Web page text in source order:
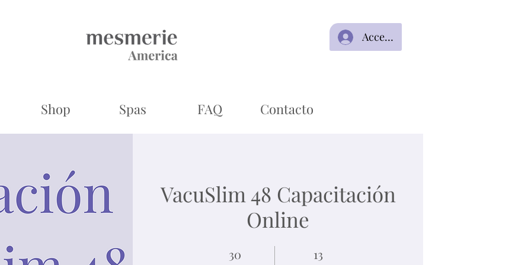
Acceso
Shop Spas FAQ Contacto
VacuSlim 48 Capacitación
Online
30 13